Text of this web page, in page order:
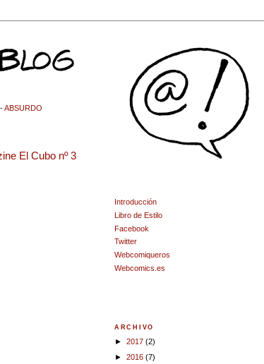
-ABSURDO
El Cubo nº 3
Introducción
Libro de Estilo
Facebook
Twitter
Webcomiqueros
Webcomics.es
ARCHIVO
► 2017 (2)
► 2016 (7)